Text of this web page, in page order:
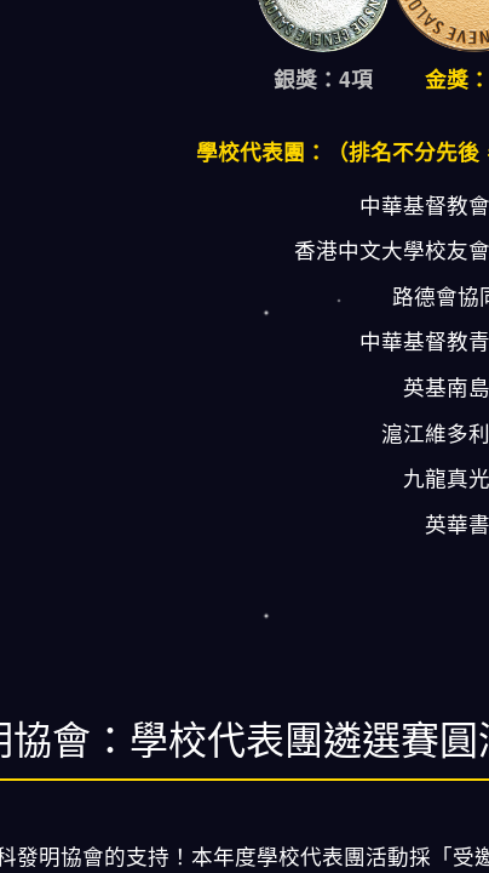
銀獎：4項 金獎
學校代表團：（排名不分先
中華基督教
香港中文大學校友
路德會協
中華基督教
英基南
滬江維多
九龍真
英華
會：學校代表團遴選賽
發明協會的支持！本年度學校代表團活動採「